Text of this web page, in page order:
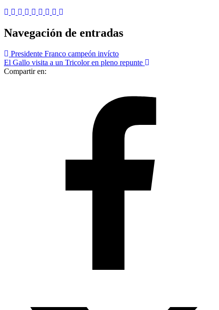
Navegación de entradas
Presidente Franco campeón invícto
El Gallo visita a un Tricolor en pleno repunte
Compartir en: